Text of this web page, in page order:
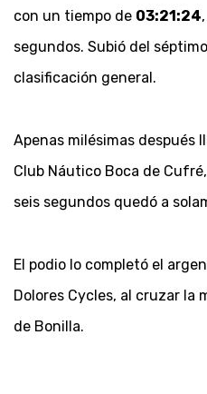
con un tiempo de 03:21:24
segundos. Subió del
clasificación general.
Apenas milésimas después
Club Náutico Boca de
seis segundos quedó a
El podio lo completó el
Dolores Cycles, al cruzar la
de Bonilla.